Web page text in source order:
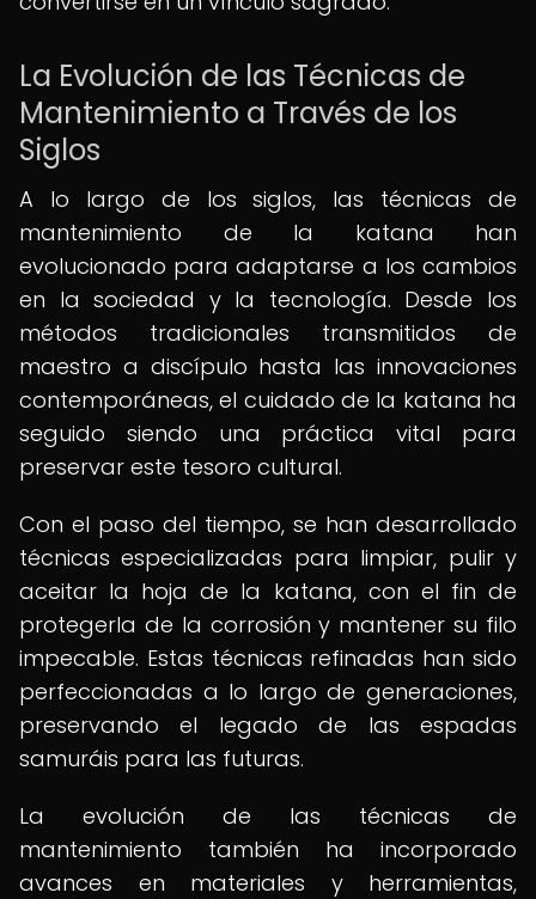
La Evolución de las Técnicas de
Mantenimiento a Través de los
Siglos
A lo largo de los siglos, las técnicas de
mantenimiento de la katana han
evolucionado para adaptarse a los cambios
en la sociedad y la tecnología. Desde los
métodos tradicionales transmitidos de
maestro a discípulo hasta las innovaciones
contemporáneas, el cuidado de la katana ha
seguido siendo una práctica vital para
preservar este tesoro cultural.
Con el paso del tiempo, se han desarrollado
técnicas especializadas para limpiar, pulir y
aceitar la hoja de la katana, con el fin de
protegerla de la corrosión y mantener su filo
impecable. Estas técnicas refinadas han sido
perfeccionadas a lo largo de generaciones,
preservando el legado de las espadas
samuráis para las futuras.
La evolución de las técnicas de
mantenimiento también ha incorporado
avances en materiales y herramientas,